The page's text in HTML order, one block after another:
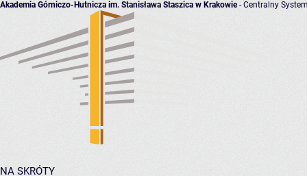
Akademia Górniczo-Hutnicza im. Stanisława Staszica w Krakowie- Centralny
NA SKRÓTY